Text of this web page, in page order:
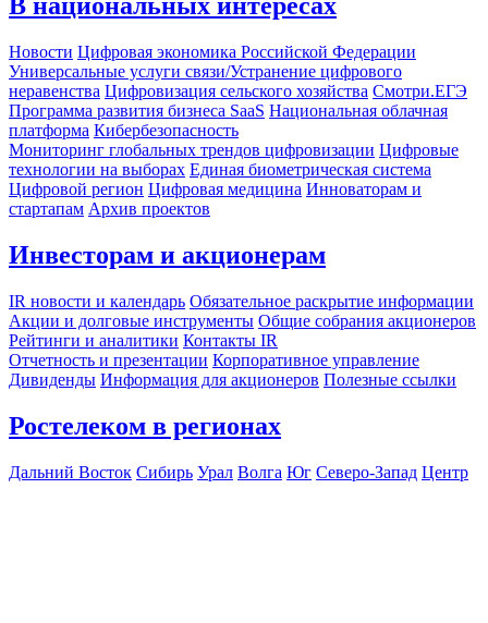
В национальных интересах
Новости Цифровая экономика Российской Федерации
Универсальные услуги связи/Устранение цифрового
неравенства Цифровизация сельского хозяйства Смотри.ЕГЭ
Программа развития бизнеса SaaS Национальная облачная
платформа Кибербезопасность
Мониторинг глобальных трендов цифровизации Цифровые
технологии на выборах Единая биометрическая система
Цифровой регион Цифровая медицина Инноваторам и
стартапам Архив проектов
Инвесторам и акционерам
IR новости и календарь Обязательное раскрытие информации
Акции и долговые инструменты Общие собрания акционеров
Рейтинги и аналитики Контакты IR
Отчетность и презентации Корпоративное управление
Дивиденды Информация для акционеров Полезные ссылки
Ростелеком в регионах
Дальний Восток Сибирь Урал Волга Юг Северо-Запад Центр